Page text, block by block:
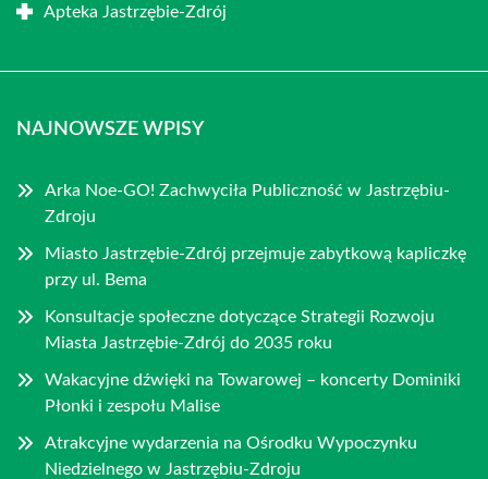
Apteka Jastrzębie-Zdrój
NAJNOWSZE WPISY
Arka Noe-GO! Zachwyciła Publiczność w Jastrzębiu-
Zdroju
Miasto Jastrzębie-Zdrój przejmuje zabytkową kapliczkę
przy ul. Bema
Konsultacje społeczne dotyczące Strategii Rozwoju
Miasta Jastrzębie-Zdrój do 2035 roku
Wakacyjne dźwięki na Towarowej – koncerty Dominiki
Płonki i zespołu Malise
Atrakcyjne wydarzenia na Ośrodku Wypoczynku
Niedzielnego w Jastrzębiu-Zdroju